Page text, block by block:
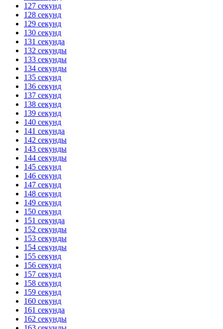
127 секунд
128 секунд
129 секунд
130 секунд
131 секунда
132 секунды
133 секунды
134 секунды
135 секунд
136 секунд
137 секунд
138 секунд
139 секунд
140 секунд
141 секунда
142 секунды
143 секунды
144 секунды
145 секунд
146 секунд
147 секунд
148 секунд
149 секунд
150 секунд
151 секунда
152 секунды
153 секунды
154 секунды
155 секунд
156 секунд
157 секунд
158 секунд
159 секунд
160 секунд
161 секунда
162 секунды